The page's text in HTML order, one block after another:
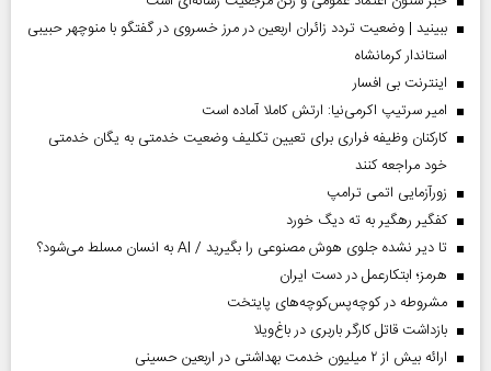
ببینید | وضعیت تردد زائران اربعین در مرز خسروی در گفتگو با منوچهر حبیبی
استاندار کرمانشاه
اینترنت بی افسار
امیر سرتیپ اکرمی‌نیا: ارتش کاملا آماده است
کارکنان وظیفه فراری برای تعیین تکلیف وضعیت خدمتی به یگان خدمتی
خود مراجعه کنند
زورآزمایی اتمی ترامپ
کفگیر رهگیر به ته دیگ خورد
تا دیر نشده جلوی هوش مصنوعی را بگیرید / AI به انسان مسلط می‌شود؟
هرمز؛ ابتکارعمل در دست ایران
مشروطه در کوچه‌پس‌کوچه‌های پایتخت
بازداشت قاتل کارگر باربری در باغ‌ویلا
ارائه بیش از ۲ میلیون خدمت بهداشتی در اربعین حسینی